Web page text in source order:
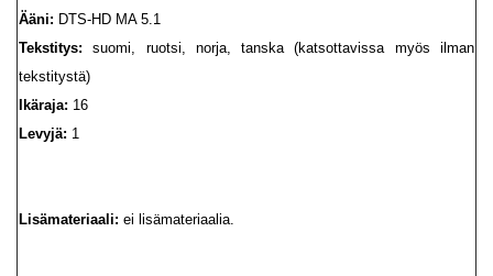
Ääni: DTS-HD MA 5.1
Tekstitys:suomi, ruotsi, norja, tanska (katsottavissa myös ilman
tekstitystä)
Ikäraja: 16
Levyjä: 1
Lisämateriaali: ei lisämateriaalia.